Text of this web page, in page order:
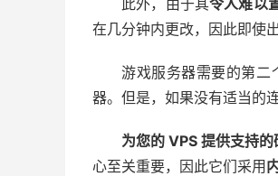
此外，由于其令人难以
在几分钟内更改，因此即使
游戏服务器需要的第二
器。但是，如果没有适当的
为您的 VPS 提供支持
心至关重要，因此它们采用